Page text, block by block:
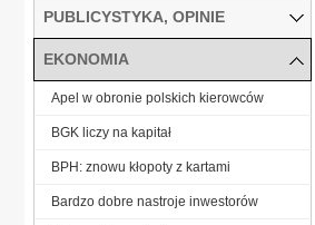
PUBLICYSTYKA, OPINIE
EKONOMIA
Apel w obronie polskich kierowców
BGK liczy na kapitał
BPH: znowu kłopoty z kartami
Bardzo dobre nastroje inwestorów